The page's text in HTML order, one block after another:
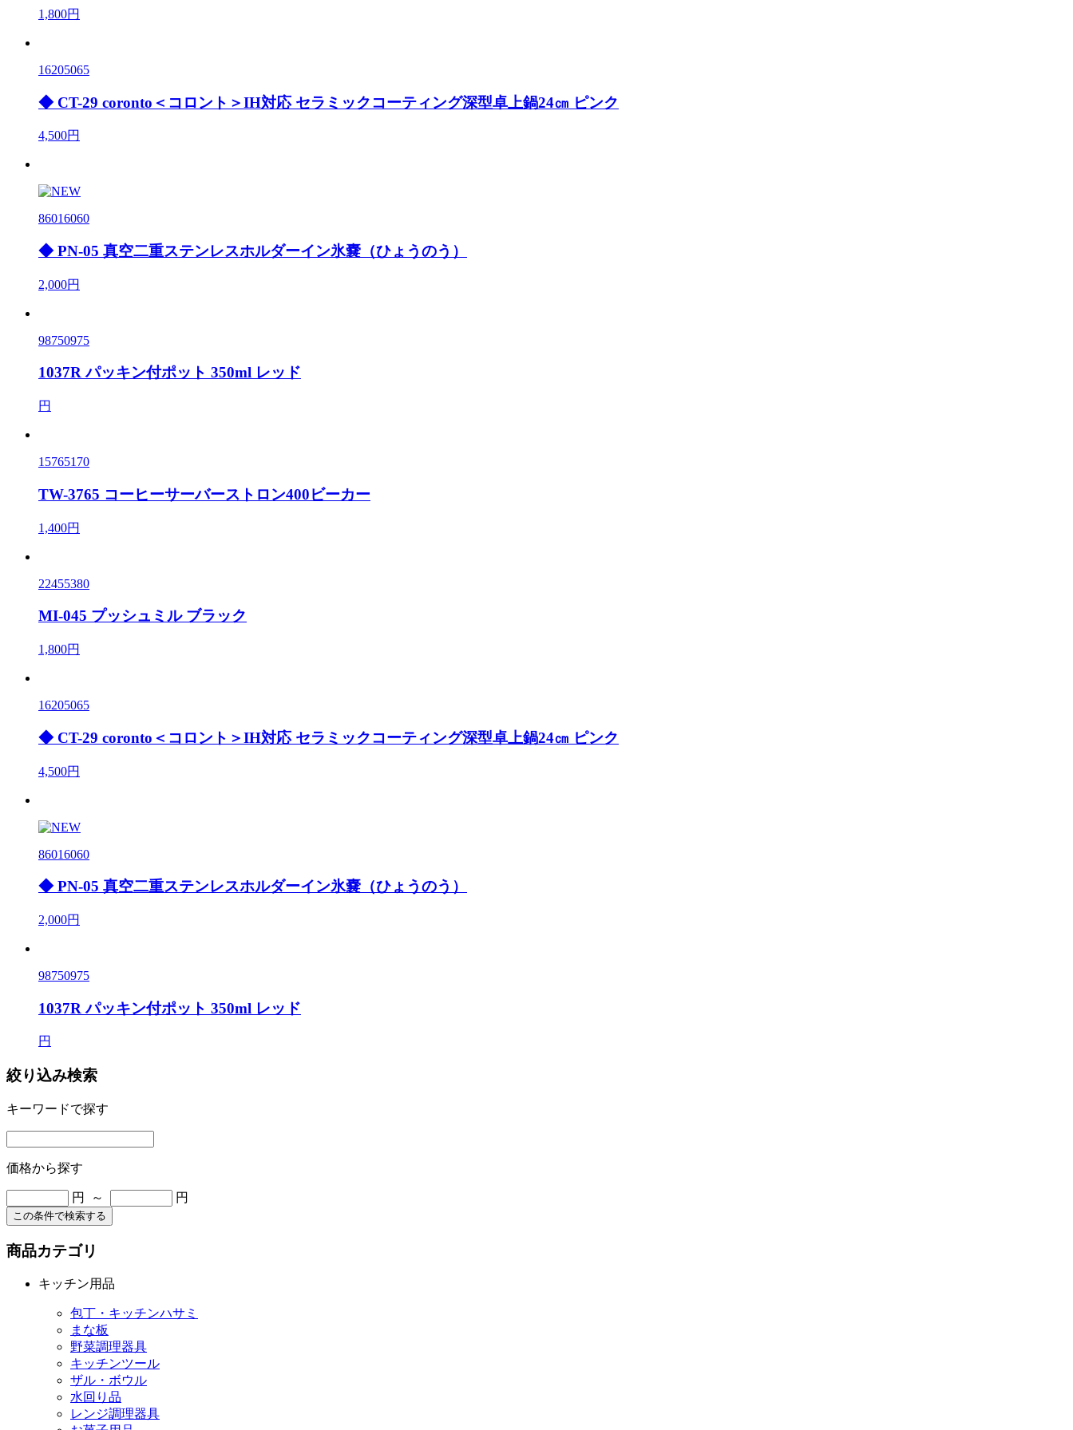
1,800円
16205065
◆ CT-29 coronto＜コロント＞IH対応 セラミックコーティング深型卓上鍋24㎝ ピンク
4,500円
86016060
◆ PN-05 真空二重ステンレスホルダーイン氷嚢（ひょうのう）
2,000円
98750975
1037R パッキン付ポット 350ml レッド
円
15765170
TW-3765 コーヒーサーバーストロン400ビーカー
1,400円
22455380
MI-045 プッシュミル ブラック
1,800円
16205065
◆ CT-29 coronto＜コロント＞IH対応 セラミックコーティング深型卓上鍋24㎝ ピンク
4,500円
86016060
◆ PN-05 真空二重ステンレスホルダーイン氷嚢（ひょうのう）
2,000円
98750975
1037R パッキン付ポット 350ml レッド
円
絞り込み検索
キーワードで探す
価格から探す
円 ～ 円
この条件で検索する
商品カテゴリ
キッチン用品
包丁・キッチンハサミ
まな板
野菜調理器具
キッチンツール
ザル・ボウル
水回り品
レンジ調理器具